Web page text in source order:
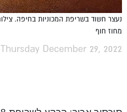
נעצר חשוד בשריפת המכוניות בחיפה.
מחוז חוף
Thursday December 29, 2022